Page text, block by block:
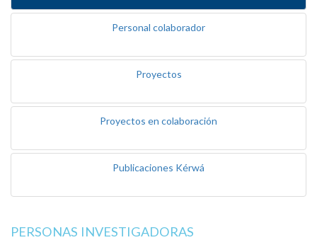
Personal colaborador
Proyectos
Proyectos en colaboración
Publicaciones Kérwá
PERSONAS INVESTIGADORAS